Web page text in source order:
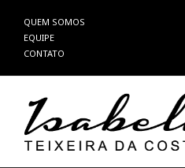
Pular
para
o
QUEM SOMOS
EQUIPE
CONTATO